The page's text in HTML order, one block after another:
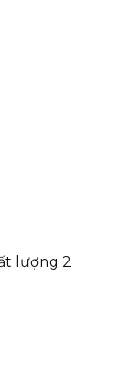
lượng 2